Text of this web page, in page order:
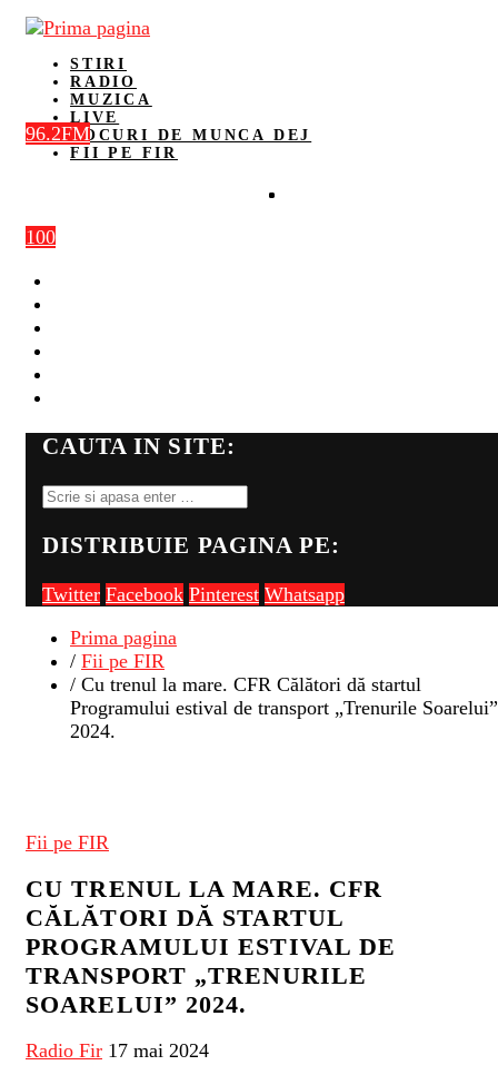
STIRI
RADIO
MUZICA
LIVE
LOCURI DE MUNCA DEJ
FII PE FIR
100
96.2FM
CAUTA IN SITE:
DISTRIBUIE PAGINA PE:
Twitter Facebook Pinterest Whatsapp
Prima pagina
/ Fii pe FIR
/ Cu trenul la mare. CFR Călători dă startul
Programului estival de transport „Trenurile Soarelui”
2024.
Fii pe FIR
CU TRENUL LA MARE. CFR
CĂLĂTORI DĂ STARTUL
PROGRAMULUI ESTIVAL DE
TRANSPORT „TRENURILE
SOARELUI” 2024.
Radio Fir 17 mai 2024